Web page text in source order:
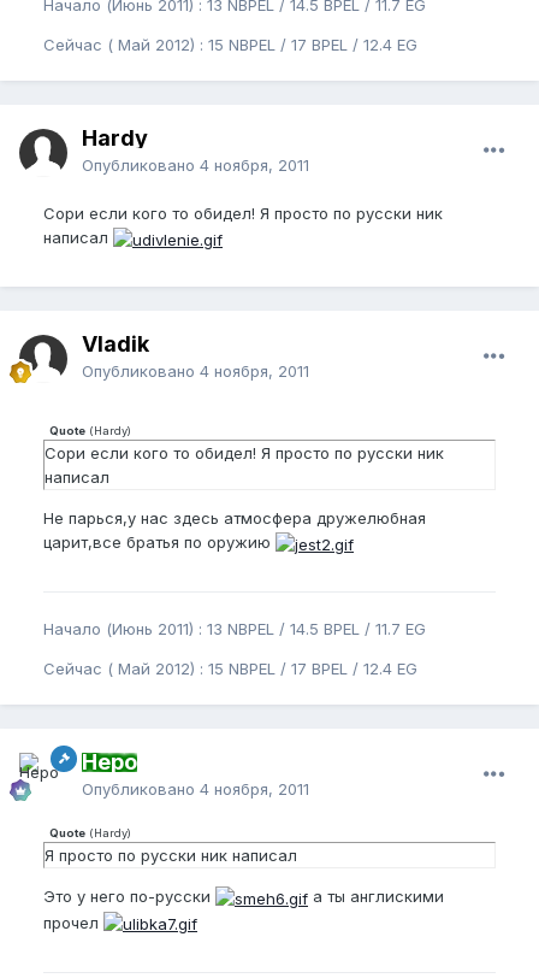
Начало (Июнь 2011) : 13 NBPEL / 14.5 BPEL / 11.7 EG
Сейчас ( Май 2012) : 15 NBPEL / 17 BPEL / 12.4 EG
Hardy
Опубликовано 4 ноября, 2011
Сори если кого то обидел! Я просто по русски ник
написал
Vladik
Опубликовано 4 ноября, 2011
Quote (Hardy)
Сори если кого то обидел! Я просто по русски ник
написал
Не парься,у нас здесь атмосфера дружелюбная
царит,все братья по оружию
Начало (Июнь 2011) : 13 NBPEL / 14.5 BPEL / 11.7 EG
Сейчас ( Май 2012) : 15 NBPEL / 17 BPEL / 12.4 EG
Неро
Опубликовано 4 ноября, 2011
Quote (Hardy)
Я просто по русски ник написал
Это у него по-русски
а ты англискими
прочел